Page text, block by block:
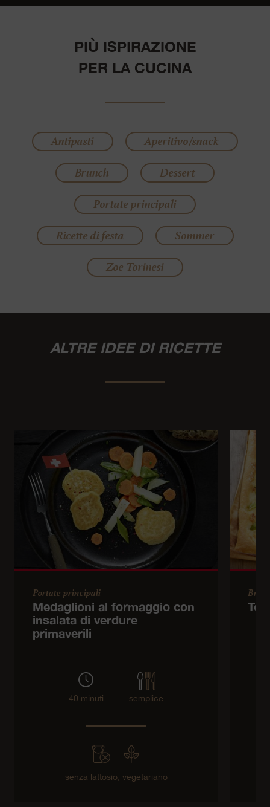
PIÙ ISPIRAZIONE
PER LA CUCINA
Antipasti
Aperitivo/snack
Brunch
Dessert
Portate principali
Ricette di festa
Sommer
Zoe Torinesi
ALTRE IDEE DI RICETTE
Portate principali
Medaglioni al formaggio con
insalata di verdure
primaverili
40 minuti semplice
senza lattosio, vegetariano